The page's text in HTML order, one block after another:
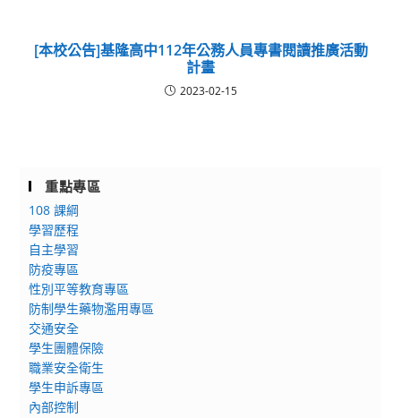
[本校公告]基隆高中112年公務人員專書閱讀推廣活動
計畫
2023-02-15
重點專區
108 課綱
學習歷程
自主學習
防疫專區
性別平等教育專區
防制學生藥物濫用專區
交通安全
學生團體保險
職業安全衛生
學生申訴專區
內部控制